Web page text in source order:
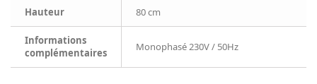
Hauteur 80 cm
Informations
complémentaires
Monophasé 230V / 50Hz